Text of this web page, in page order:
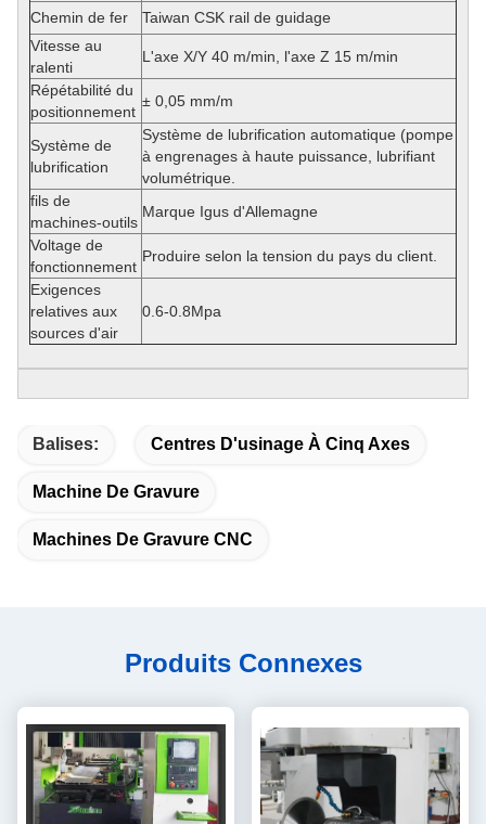
Chemin de fer
Taiwan CSK rail de guidage
Vitesse au
ralenti
L'axe X/Y 40 m/min, l'axe Z 15 m/min
Répétabilité du
positionnement
± 0,05 mm/m
Système de
lubrification
Système de lubrification automatique (pompe
à engrenages à haute puissance, lubrifiant
volumétrique.
fils de
machines-outils
Marque Igus d'Allemagne
Voltage de
fonctionnement
Produire selon la tension du pays du client.
Exigences
relatives aux
sources d'air
0.6-0.8Mpa
Balises: Centres D'usinage À Cinq Axes
Machine De Gravure
Machines De Gravure CNC
Produits Connexes